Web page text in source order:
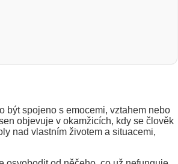
být spojeno s emocemi, vztahem nebo
objevuje v okamžicích, kdy se člověk
nad vlastním životem a situacemi,